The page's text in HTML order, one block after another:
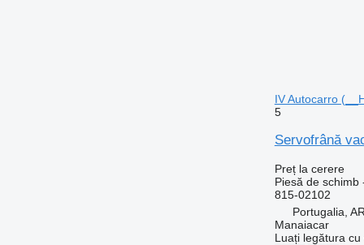
IV Autocarro
5
Servofrână
Preț la cerere
Piesă de schimb
815-02102
Portugalia,
Manaiacar
Luați legătura